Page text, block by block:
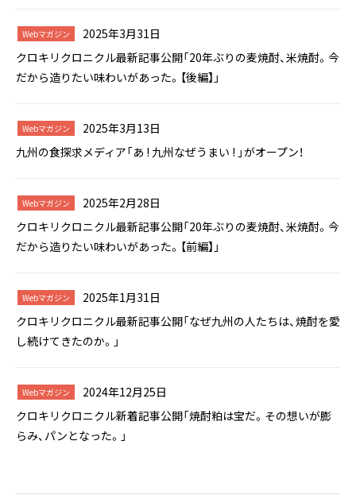
Webマガジン
2025年3月31日
クロキリクロニクル最新記事公開「20年ぶりの麦焼酎、米焼酎。今
だから造りたい味わいがあった。【後編】」
Webマガジン
2025年3月13日
九州の食探求メディア「あ ! 九州なぜうまい ! 」がオープン！
Webマガジン
2025年2月28日
クロキリクロニクル最新記事公開「20年ぶりの麦焼酎、米焼酎。今
だから造りたい味わいがあった。【前編】」
Webマガジン
2025年1月31日
クロキリクロニクル最新記事公開「なぜ九州の人たちは、焼酎を愛
し続けてきたのか。」
Webマガジン
2024年12月25日
クロキリクロニクル新着記事公開「焼酎粕は宝だ。その想いが膨
らみ、パンとなった。」